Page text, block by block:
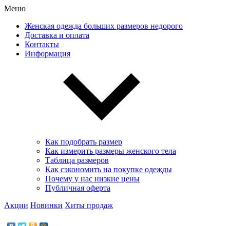
Меню
Женская одежда больших размеров недорого
Доставка и оплата
Контакты
Информация
Как подобрать размер
Как измерить размеры женского тела
Таблица размеров
Как сэкономить на покупке одежды
Почему у нас низкие цены
Публичная оферта
Акции Новинки Хиты продаж